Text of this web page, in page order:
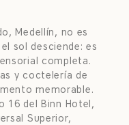
Medellín, no es
sol desciende: es
completa.
y coctelería de
memorable.
16 del Binn Hotel,
Superior,